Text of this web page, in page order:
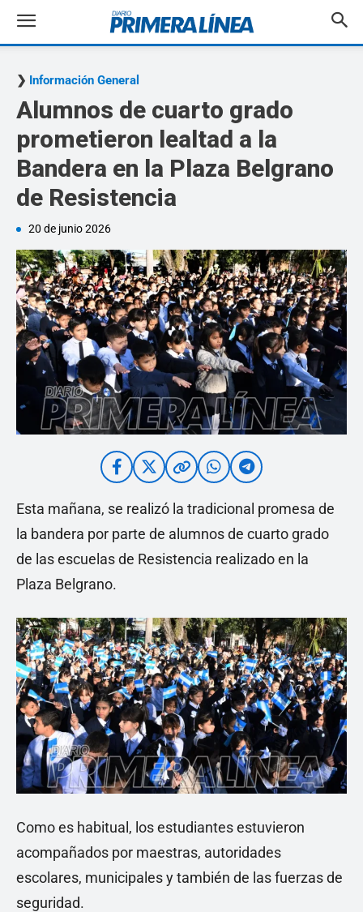
Información General
Alumnos de cuarto grado
prometieron lealtad a la
Bandera en la Plaza Belgrano
de Resistencia
20 de junio 2026
Esta mañana, se realizó la tradicional promesa de
la bandera por parte de alumnos de cuarto grado
de las escuelas de Resistencia realizado en la
Plaza Belgrano.
Como es habitual, los estudiantes estuvieron
acompañados por maestras, autoridades
escolares, municipales y también de las fuerzas de
seguridad.